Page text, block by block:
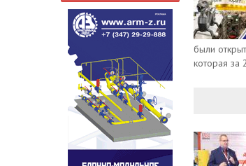
были
которая за